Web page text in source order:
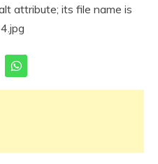
to
on